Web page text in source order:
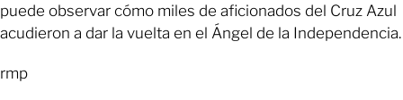
puede observar cómo miles de aficionados del Cruz Azul
acudieron a dar la vuelta en el Ángel de la Independencia.
rmp